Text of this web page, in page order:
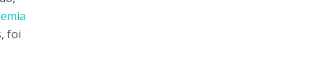
foi